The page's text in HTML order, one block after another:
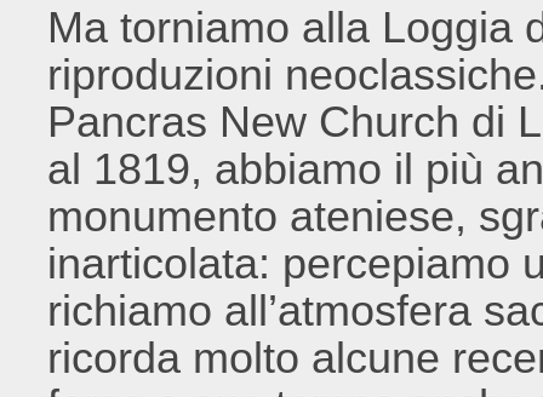
Ma torniamo alla Loggia
riproduzioni
Pancras New Church di
al 1819, abbiamo il più
monumento ateniese,
inarticolata: percepiamo
richiamo all’atmosfera
ricorda molto alcune